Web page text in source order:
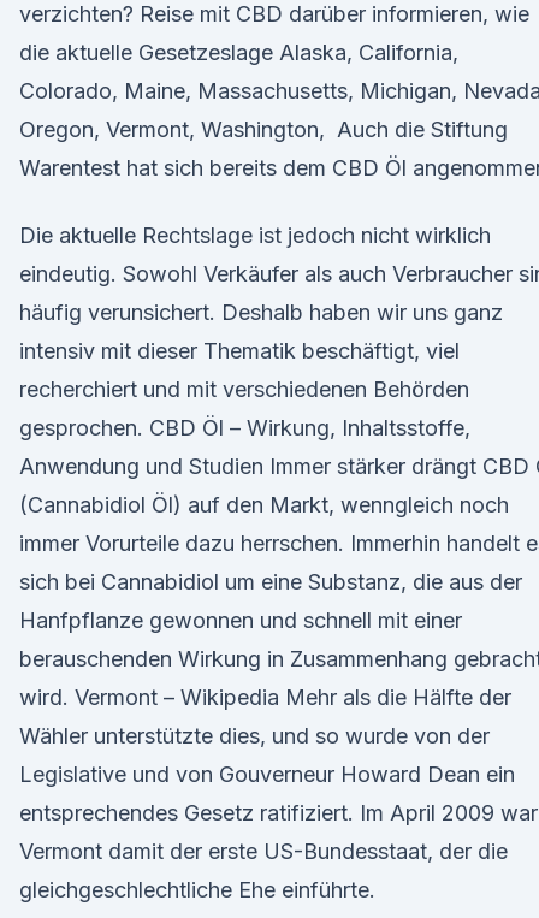
verzichten? Reise mit CBD darüber informieren, wie
die aktuelle Gesetzeslage Alaska, California,
Colorado, Maine, Massachusetts, Michigan,
Oregon, Vermont, Washington, Auch die Stiftung
Warentest hat sich bereits dem CBD Öl
Die aktuelle Rechtslage ist jedoch nicht wirklich
eindeutig. Sowohl Verkäufer als auch Verbraucher
häufig verunsichert. Deshalb haben wir uns ganz
intensiv mit dieser Thematik beschäftigt, viel
recherchiert und mit verschiedenen Behörden
gesprochen. CBD Öl – Wirkung, Inhaltsstoffe,
Anwendung und Studien Immer stärker drängt CBD
(Cannabidiol Öl) auf den Markt, wenngleich noch
immer Vorurteile dazu herrschen. Immerhin handelt
sich bei Cannabidiol um eine Substanz, die aus der
Hanfpflanze gewonnen und schnell mit einer
berauschenden Wirkung in Zusammenhang
wird. Vermont – Wikipedia Mehr als die Hälfte der
Wähler unterstützte dies, und so wurde von der
Legislative und von Gouverneur Howard Dean ein
entsprechendes Gesetz ratifiziert. Im April 2009 war
Vermont damit der erste US-Bundesstaat, der die
gleichgeschlechtliche Ehe einführte.